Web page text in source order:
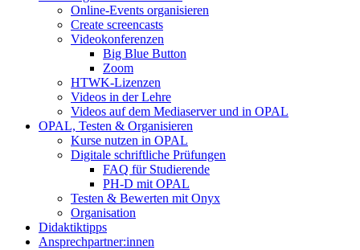
Online-Events organisieren
Create screencasts
Videokonferenzen
Big Blue Button
Zoom
HTWK-Lizenzen
Videos in der Lehre
Videos auf dem Mediaserver und in OPAL
OPAL, Testen & Organisieren
Kurse nutzen in OPAL
Digitale schriftliche Prüfungen
FAQ für Studierende
PH-D mit OPAL
Testen & Bewerten mit Onyx
Organisation
Didaktiktipps
Ansprechpartner:innen